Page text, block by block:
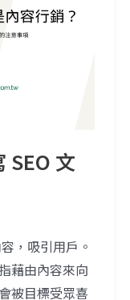
SEO 文
，吸引用戶。
藉由內容來向
被目標受眾喜